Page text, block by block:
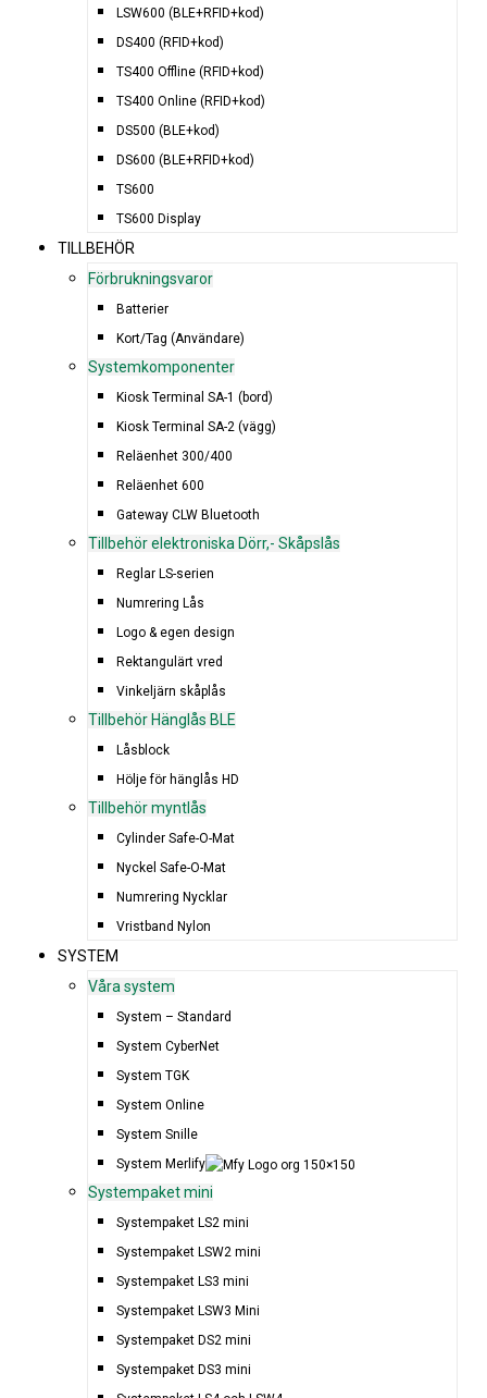
LSW600 (BLE+RFID+kod)
DS400 (RFID+kod)
TS400 Offline (RFID+kod)
TS400 Online (RFID+kod)
DS500 (BLE+kod)
DS600 (BLE+RFID+kod)
TS600
TS600 Display
TILLBEHÖR
Förbrukningsvaror
Batterier
Kort/Tag (Användare)
Systemkomponenter
Kiosk Terminal SA-1 (bord)
Kiosk Terminal SA-2 (vägg)
Reläenhet 300/400
Reläenhet 600
Gateway CLW Bluetooth
Tillbehör elektroniska Dörr,- Skåpslås
Reglar LS-serien
Numrering Lås
Logo & egen design
Rektangulärt vred
Vinkeljärn skåplås
Tillbehör Hänglås BLE
Låsblock
Hölje för hänglås HD
Tillbehör myntlås
Cylinder Safe-O-Mat
Nyckel Safe-O-Mat
Numrering Nycklar
Vristband Nylon
SYSTEM
Våra system
System – Standard
System CyberNet
System TGK
System Online
System Snille
System Merlify
Systempaket mini
Systempaket LS2 mini
Systempaket LSW2 mini
Systempaket LS3 mini
Systempaket LSW3 Mini
Systempaket DS2 mini
Systempaket DS3 mini